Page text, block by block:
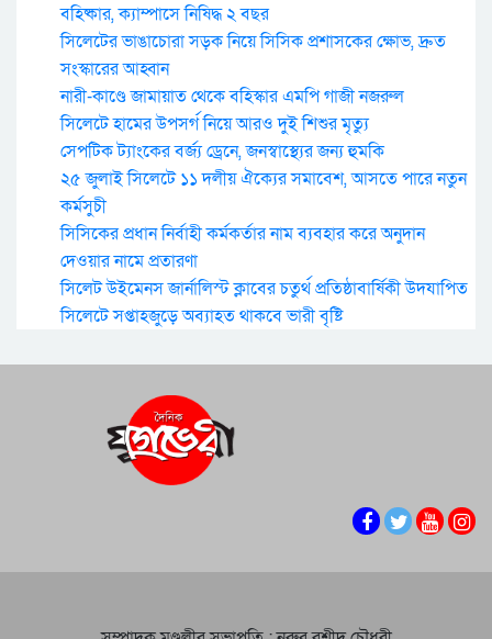
বহিষ্কার, ক্যাম্পাসে নিষিদ্ধ ২ বছর
সিলেটের ভাঙাচোরা সড়ক নিয়ে সিসিক প্রশাসকের ক্ষোভ, দ্রুত
সংস্কারের আহ্বান
নারী-কাণ্ডে জামায়াত থেকে বহিস্কার এমপি গাজী নজরুল
সিলেটে হামের উপসর্গ নিয়ে আরও দুই শিশুর মৃত্যু
সেপটিক ট্যাংকের বর্জ্য ড্রেনে, জনস্বাস্থ্যের জন্য হুমকি
২৫ জুলাই সিলেটে ১১ দলীয় ঐক্যের সমাবেশ, আসতে পারে নতুন
কর্মসুচী
সিসিকের প্রধান নির্বাহী কর্মকর্তার নাম ব্যবহার করে অনুদান
দেওয়ার নামে প্রতারণা
সিলেট উইমেনস জার্নালিস্ট ক্লাবের চতুর্থ প্রতিষ্ঠাবার্ষিকী উদযাপিত
সিলেটে সপ্তাহজুড়ে অব্যাহত থাকবে ভারী বৃষ্টি